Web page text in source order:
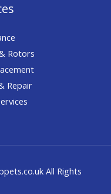
Rotors
Repair​​
All Rights